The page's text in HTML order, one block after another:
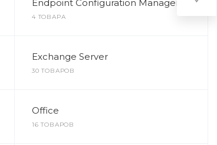
Endpoint Configuration Manager
4 ТОВАРА
Exchange Server
30 ТОВАРОВ
Office
16 ТОВАРОВ